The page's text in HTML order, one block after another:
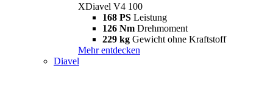
XDiavel V4 100
168 PS Leistung
126 Nm Drehmoment
229 kg Gewicht ohne Kraftstoff
Mehr entdecken
Diavel